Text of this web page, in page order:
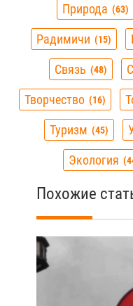
Природа 63
Радимичи 15
Связь 48
Творчество 16
Туризм 45
Экология
Похожие